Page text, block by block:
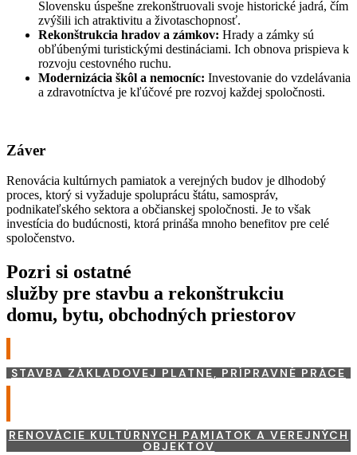
Slovensku úspešne zrekonštruovali svoje historické jadrá, čím
zvýšili ich atraktivitu a životaschopnosť.
Rekonštrukcia hradov a zámkov: Hrady a zámky sú
obľúbenými turistickými destináciami. Ich obnova prispieva k
rozvoju cestovného ruchu.
Modernizácia škôl a nemocníc: Investovanie do vzdelávania
a zdravotníctva je kľúčové pre rozvoj každej spoločnosti.
Záver
Renovácia kultúrnych pamiatok a verejných budov je dlhodobý
proces, ktorý si vyžaduje spoluprácu štátu, samospráv,
podnikateľského sektora a občianskej spoločnosti. Je to však
investícia do budúcnosti, ktorá prináša mnoho benefitov pre celé
spoločenstvo.
Pozri si ostatné
služby pre stavbu a rekonštrukciu
domu, bytu, obchodných priestorov
STAVBA ZÁKLADOVEJ PLATNE, PRÍPRAVNÉ PRÁCE
RENOVÁCIE KULTÚRNYCH PAMIATOK A VEREJNÝCH
OBJEKTOV